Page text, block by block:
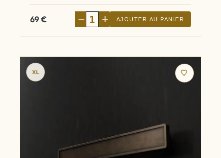
69€ − + AJOUTER AU PANIER
XL